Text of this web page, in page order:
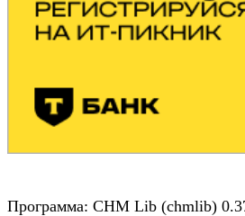
Программа: CHM Lib (chmlib)